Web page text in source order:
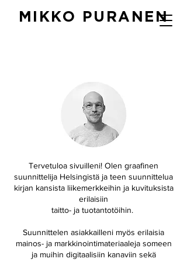
MIKKO PURANEN
Tervetuloa sivuilleni! Olen graafinen
suunnittelija Helsingistä ja teen suunnittelua
kirjan kansista liikemerkkeihin ja kuvituksista
erilaisiin
taitto- ja tuotantotöihin.
Suunnittelen asiakkailleni myös erilaisia
mainos- ja markkinointimateriaaleja someen
ja muihin digitaalisiin kanaviin sekä